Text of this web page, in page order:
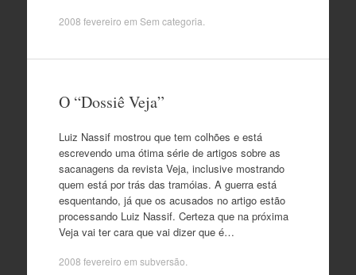
2008 fevereiro em Sem categoria.
O “Dossiê Veja”
Luiz Nassif mostrou que tem colhões e está
escrevendo uma ótima série de artigos sobre as
sacanagens da revista Veja, inclusive mostrando
quem está por trás das tramóias. A guerra está
esquentando, já que os acusados no artigo estão
processando Luiz Nassif. Certeza que na próxima
Veja vai ter cara que vai dizer que é…
2008 fevereiro em subversão